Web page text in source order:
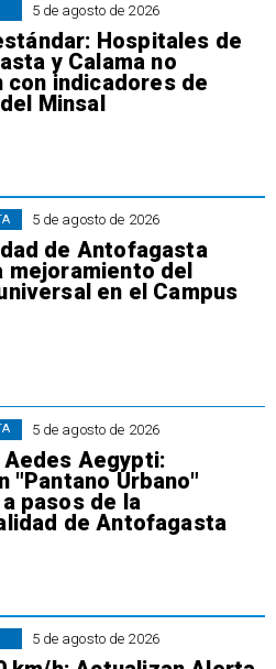
5 de agosto de 2026
Hospitales de
y Calama no
con indicadores de
Minsal
5 de agosto de 2026
de Antofagasta
mejoramiento del
en el Campus
5 de agosto de 2026
Aedes Aegypti:
"Pantano Urbano"
pasos de la
de Antofagasta
5 de agosto de 2026